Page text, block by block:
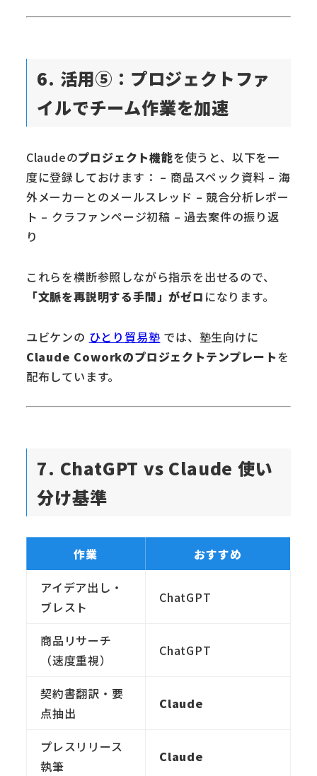
6. 活用⑤：プロジェクトファ
イルでチーム作業を加速
Claudeのプロジェクト機能を使うと、以下を一
度に登録しておけます： – 商品スペック資料 – 海
外メーカーとのメールスレッド – 競合分析レポー
ト – クラファンページ初稿 – 過去案件の振り返
り
これらを横断参照しながら指示を出せるので、
「文脈を再説明する手間」がゼロ になります。
ユビケンの ひとり貿易塾 では、塾生向けに
Claude Coworkのプロジェクトテンプレートを
配布しています。
7. ChatGPT vs Claude 使い
分け基準
作業
おすすめ
アイデア出し・
ブレスト
ChatGPT
商品リサーチ
（速度重視）
ChatGPT
契約書翻訳・要
点抽出
Claude
プレスリリース
執筆
Claude